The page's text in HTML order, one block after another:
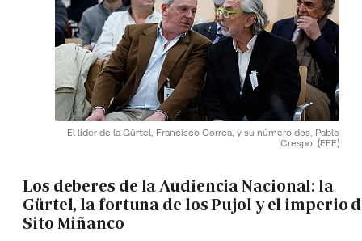
El líder de la Gürtel, Francisco Correa, y su número dos, Pablo
Crespo. (EFE)
Los deberes de la Audiencia Nacional: la
Gürtel, la fortuna de los Pujol y el imperio
Sito Miñanco